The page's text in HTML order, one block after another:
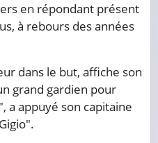
en répondant présent
à rebours des années
dans le but, affiche son
grand gardien pour
a appuyé son capitaine